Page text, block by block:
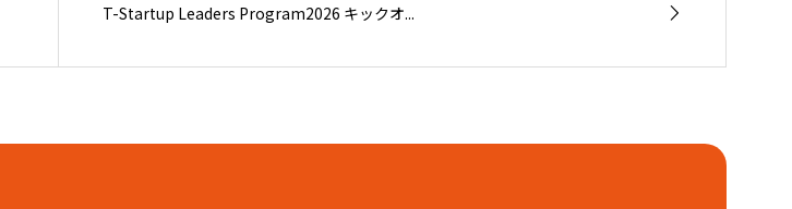
T-Startup Leaders Program2026 キックオ...